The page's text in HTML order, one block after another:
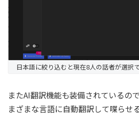
日本語に絞り込むと現在8人の話者が選択
またAI翻訳機能も装備されているの
まざまな言語に自動翻訳して喋らせ